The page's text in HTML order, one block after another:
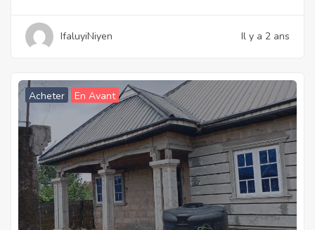
IfaluyiNiyen Il y a 2 ans
Acheter En Avant